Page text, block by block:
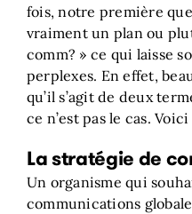
fois, notre première
vraiment un plan ou
comm? » ce qui laisse
perplexes. En effet,
qu’il s’agit de deux
ce n’est pas le cas.
La stratégie de
Un organisme qui
communications